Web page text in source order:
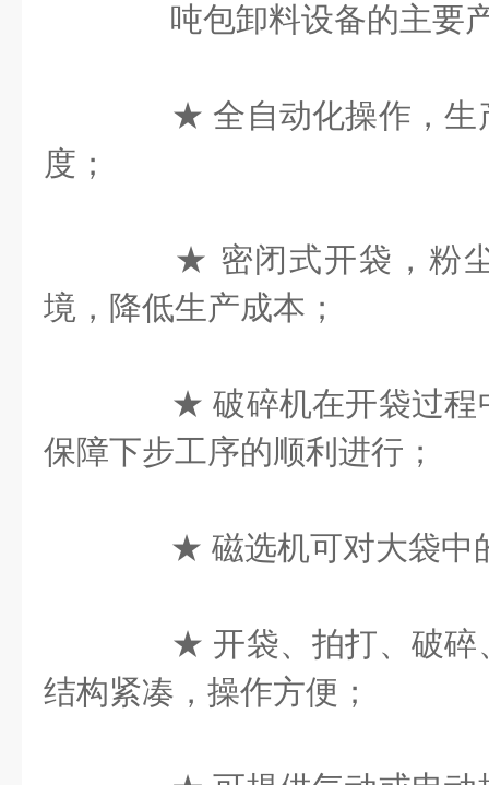
吨包卸料设备的主要
★ 全自动化操作，生
度；
★ 密闭式开袋，粉尘
境，降低生产成本；
★ 破碎机在开袋过程
保障下步工序的顺利进行；
★ 磁选机可对大袋中
★ 开袋、拍打、破碎
结构紧凑，操作方便；